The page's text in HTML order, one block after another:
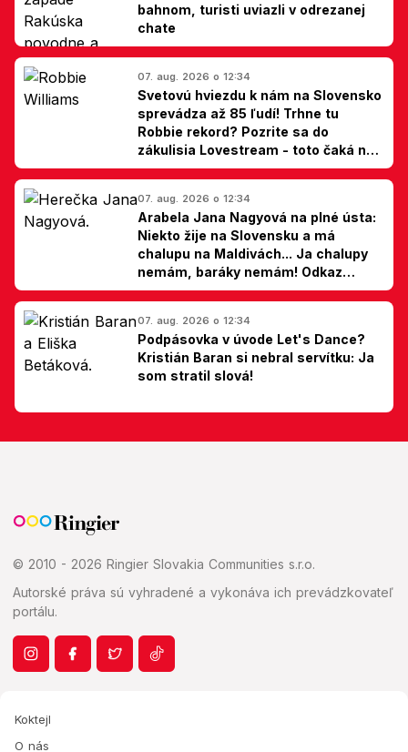
bahnom, turisti uviazli v odrezanej
chate
07. aug. 2026 o 12:34
Svetovú hviezdu k nám na Slovensko
sprevádza až 85 ľudí! Trhne tu
Robbie rekord? Pozrite sa do
zákulisia Lovestream - toto čaká na
Bebe Rexhu, Williamsa a Guettu
07. aug. 2026 o 12:34
Arabela Jana Nagyová na plné ústa:
Niekto žije na Slovensku a má
chalupu na Maldivách... Ja chalupy
nemám, baráky nemám! Odkaz
Slovákom
07. aug. 2026 o 12:34
Podpásovka v úvode Let's Dance?
Kristián Baran si nebral servítku: Ja
som stratil slová!
© 2010 - 2026 Ringier Slovakia Communities s.r.o.
Autorské práva sú vyhradené a vykonáva ich prevádzkovateľ
portálu.
Koktejl
O nás